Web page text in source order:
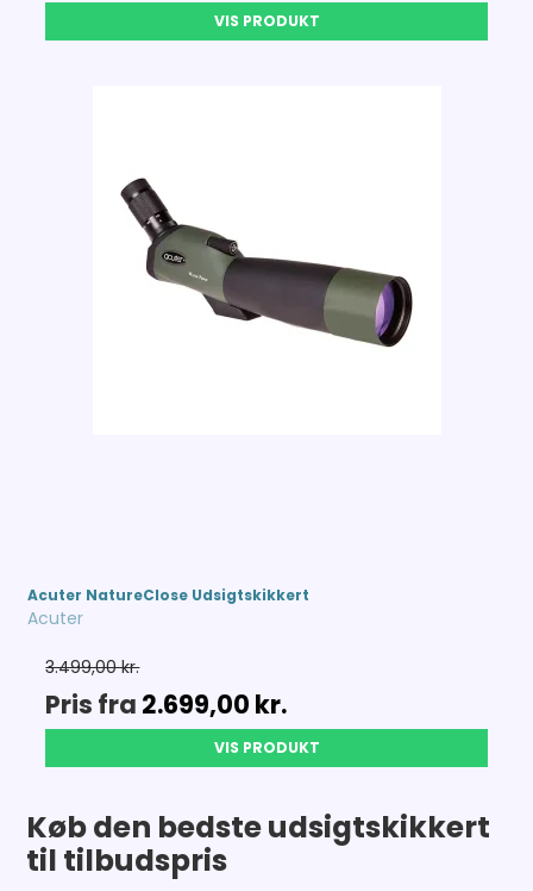
VIS PRODUKT
Acuter NatureClose Udsigtskikkert
Acuter
3.499,00 kr.
Pris fra 2.699,00 kr.
VIS PRODUKT
Køb den bedste udsigtskikkert
til tilbudspris